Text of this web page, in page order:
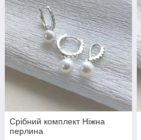
Срібний комплект Ніжна
перлина